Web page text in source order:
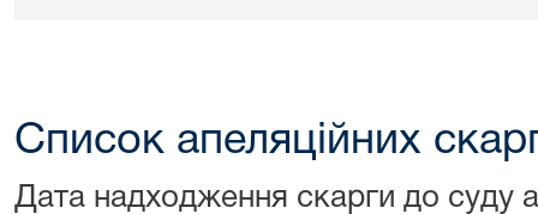
Список апеляційних
Дата надходження скарги до суду